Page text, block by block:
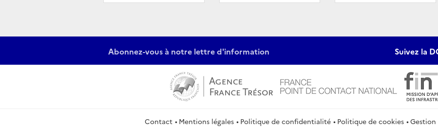
Abonnez-vous à notre lettre d'information Suivez la
Contact Mentions légales Politique de confidentialité Politique de cookies Gestion